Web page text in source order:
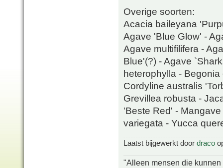
Overige soorten:
Acacia baileyana
Agave 'Blue Glow' -
Agave multifilifera -
Blue'(?) - Agave
heterophylla -
Cordyline australis
Grevillea robusta -
'Beste Red' -
variegata - Yucca
Laatst bijgewerkt door draco
"Alleen mensen die